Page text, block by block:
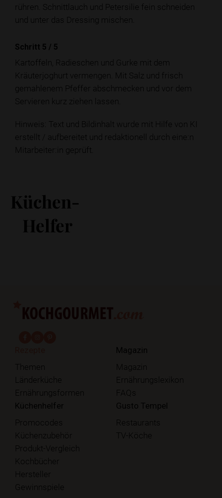
rühren. Schnittlauch und Petersilie fein schneiden
und unter das Dressing mischen.
Schritt 5 / 5
Kartoffeln, Radieschen und Gurke mit dem
Kräuterjoghurt vermengen. Mit Salz und frisch
gemahlenem Pfeffer abschmecken und vor dem
Servieren kurz ziehen lassen.
Hinweis: Text und Bildinhalt wurde mit Hilfe von KI
erstellt / aufbereitet und redaktionell durch eine:n
Mitarbeiter:in geprüft.
Küchen-
Helfer
Themen
Länderküche
Ernährungsformen
Magazin
Magazin
Ernährungslexikon
FAQs
Küchenhelfer
Promocodes
Küchenzubehör
Produkt-Vergleich
Kochbücher
Hersteller
Gewinnspiele
Gusto Tempel
Restaurants
TV-Köche